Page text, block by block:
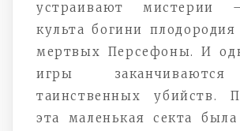
устраивают мистерии
культа богини
мертвых Персефоны. И
игры
таинственных убийств.
эта маленькая секта была